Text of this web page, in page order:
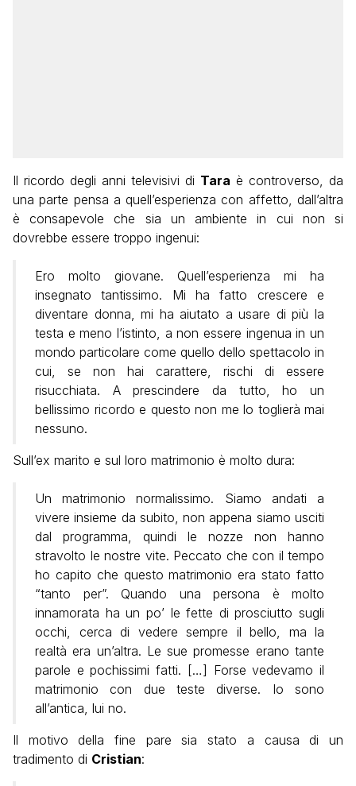
Il ricordo degli anni televisivi di Tara è controverso, da
una parte pensa a quell’esperienza con affetto, dall’altra
è consapevole che sia un ambiente in cui non si
dovrebbe essere troppo ingenui:
Ero molto giovane. Quell’esperienza mi ha
insegnato tantissimo. Mi ha fatto crescere e
diventare donna, mi ha aiutato a usare di più la
testa e meno l’istinto, a non essere ingenua in un
mondo particolare come quello dello spettacolo in
cui, se non hai carattere, rischi di essere
risucchiata. A prescindere da tutto, ho un
bellissimo ricordo e questo non me lo toglierà mai
nessuno.
Sull’ex marito e sul loro matrimonio è molto dura:
Un matrimonio normalissimo. Siamo andati a
vivere insieme da subito, non appena siamo usciti
dal programma, quindi le nozze non hanno
stravolto le nostre vite. Peccato che con il tempo
ho capito che questo matrimonio era stato fatto
“tanto per”. Quando una persona è molto
innamorata ha un po’ le fette di prosciutto sugli
occhi, cerca di vedere sempre il bello, ma la
realtà era un’altra. Le sue promesse erano tante
parole e pochissimi fatti. […] Forse vedevamo il
matrimonio con due teste diverse. Io sono
all’antica, lui no.
Il motivo della fine pare sia stato a causa di un
tradimento di Cristian: